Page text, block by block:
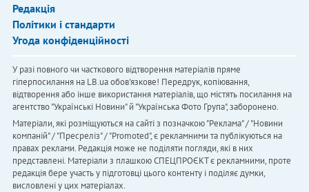
Редакція
Політики і стандарти
Угода конфіденційності
У разі повного чи часткового відтворення матеріалів пряме
гіперпосилання на LB.ua обов'язкове! Передрук, копіювання,
відтворення або інше використання матеріалів, що містять посилання на
агентство "Українськi Новини" й "Українська Фото Група", заборонено.
Матеріали, які розміщуються на сайті з позначкою "Реклама" / "Новини
компаній" / "Пресреліз" / "Promoted", є рекламними та публікуються на
правах реклами. Редакція може не поділяти погляди, які в них
представлені. Матеріали з плашкою СПЕЦПРОЄКТ є рекламними, проте
редакція бере участь у підготовці цього контенту і поділяє думки,
висловлені у цих матеріалах.